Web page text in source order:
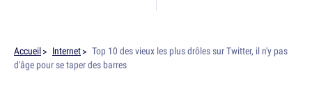
Accueil Internet
Top 10 des vieux les plus drôles sur Twitter, il n'y pas
d'âge pour se taper des barres